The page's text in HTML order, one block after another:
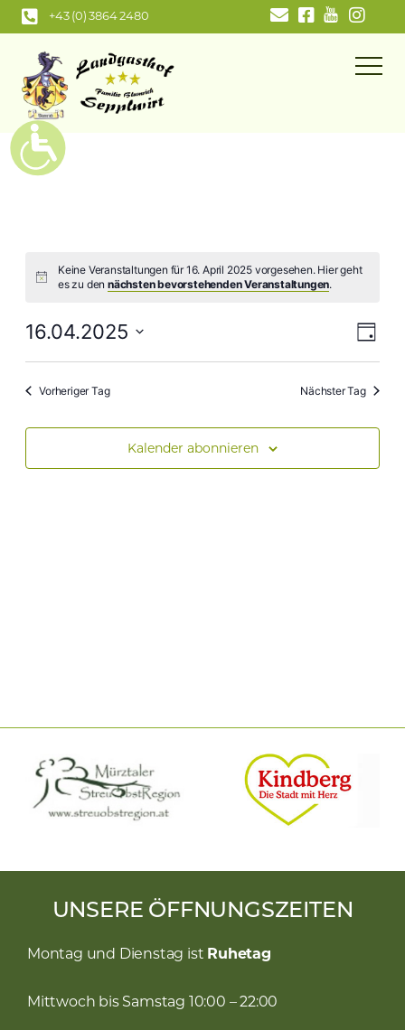
Zum
Inhalt
springen
+43 (0) 3864 2480
Keine Veranstaltungen für 16. April 2025 vorgesehen. Hier geht
es zu den nächsten bevorstehenden Veranstaltungen.
Tag
16.04.2025
Vorheriger Tag Nächster Tag
Kalender abonnieren
UNSERE ÖFFNUNGSZEITEN
Montag und Dienstag ist Ruhetag
Mittwoch bis Samstag 10:00 – 22:00